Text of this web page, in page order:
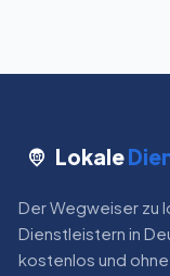
Lokale
Der Wegweiser zu
Dienstleistern in
kostenlos und ohne